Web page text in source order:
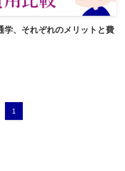
学、それぞれのメリットと費
1